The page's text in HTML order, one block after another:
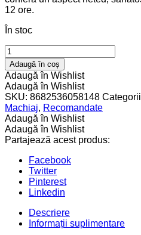
12 ore.
În stoc
Fond
de
Ten
Perfect
Coverage
101
quantity
Adaugă în coș
Adaugă în Wishlist
Adaugă în Wishlist
SKU: 8682536058148
Machiaj, Recomandate
Adaugă în Wishlist
Adaugă în Wishlist
Partajează acest produs:
Facebook
Twitter
Pinterest
Linkedin
Descriere
Informații suplimentare